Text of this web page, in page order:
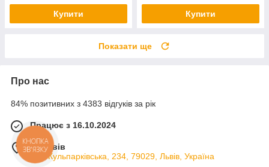
Купити Купити
Показати ще
Про нас
84% позитивних з 4383 відгуків за рік
Працює з 16.10.2024
м. Львів
вул. Кульпарківська, 234, 79029, Львів, Україна
КНОПКА
ЗВ'ЯЗКУ